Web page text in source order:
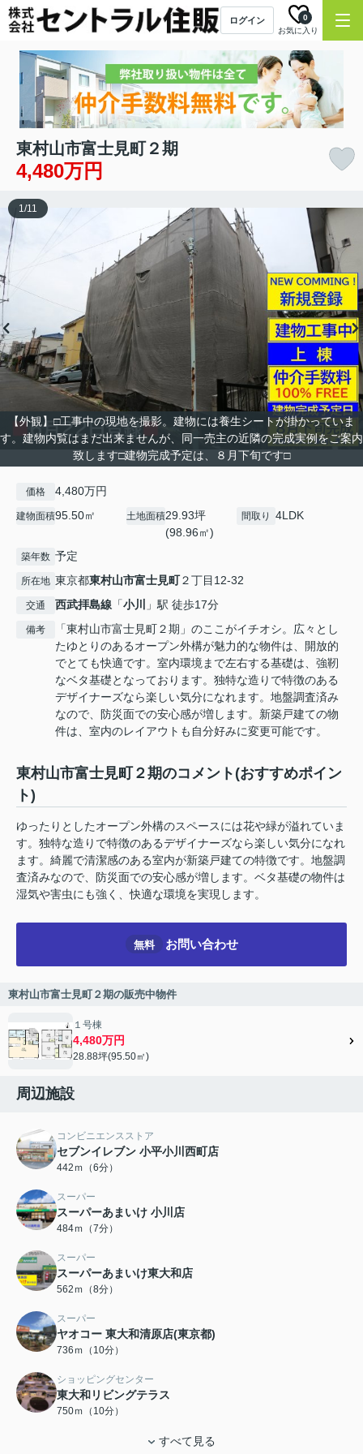
ログイン
お気に入り
0
東村山市富士見町２期
4,480万円
【外観】□工事中の現地を撮影。建物には養生シートが掛かっていま
す。建物内覧はまだ出来ませんが、同一売主の近隣の完成実例をご案内
致します□建物完成予定は、８月下旬です□
1 /11
価格 4,480万円
建物面積95.50㎡ 土地面積29.93坪
(98.96㎡)
間取り 4LDK
築年数 予定
所在地 東京都東村山市富士見町２丁目12-32
交通 西武拝島線 「小川 」駅 徒歩17分
備考
「東村山市富士見町２期」のここがイチオシ。広々とし
たゆとりのあるオープン外構が魅力的な物件は、開放的
でとても快適です。室内環境まで左右する基礎は、強靭
なベタ基礎となっております。独特な造りで特徴のある
デザイナーズなら楽しい気分になれます。地盤調査済み
なので、防災面での安心感が増します。新築戸建ての物
件は、室内のレイアウトも自分好みに変更可能です。
東村山市富士見町２期のコメント(おすすめポイン
ト)
ゆったりとしたオープン外構のスペースには花や緑が溢れていま
す。独特な造りで特徴のあるデザイナーズなら楽しい気分になれ
ます。綺麗で清潔感のある室内が新築戸建ての特徴です。地盤調
査済みなので、防災面での安心感が増します。ベタ基礎の物件は
湿気や害虫にも強く、快適な環境を実現します。
無料 お問い合わせ
東村山市富士見町２期の販売中物件
１号棟
4,480万円
28.88坪(95.50㎡)
周辺施設
コンビニエンスストア
セブンイレブン 小平小川西町店
442ｍ（6分）
スーパー
スーパーあまいけ 小川店
484ｍ（7分）
スーパー
スーパーあまいけ東大和店
562ｍ（8分）
スーパー
ヤオコー 東大和清原店(東京都)
736ｍ（10分）
ショッピングセンター
東大和リビングテラス
750ｍ（10分）
すべて見る